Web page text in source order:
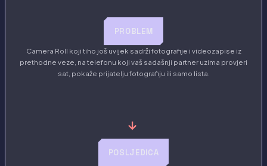
PROBLEM
Camera Roll koji tiho još uvijek sadrži fotografije i videozapise iz
prethodne veze, na telefonu koji vaš sadašnji partner uzima provjeri
sat, pokaže prijatelju fotografiju ili samo lista.
→
POSLJEDICA